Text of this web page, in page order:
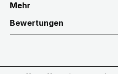
Mehr
Bewertungen